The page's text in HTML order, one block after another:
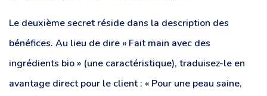
Le deuxième secret réside dans la description des
bénéfices. Au lieu de dire « Fait main avec des
ingrédients bio » (une caractéristique), traduisez-le en
avantage direct pour le client : « Pour une peau saine,